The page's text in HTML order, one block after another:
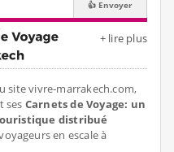
+ lire plus
site vivre-marrakech.com,
ses Carnets de Voyage: un
distribué
en escale à